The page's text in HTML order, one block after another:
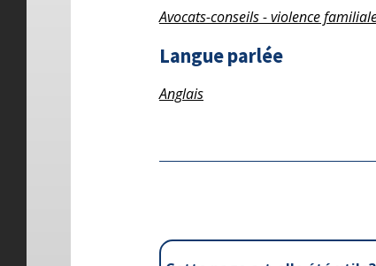
Avocats-conseils - violence
Langue parlée
Anglais